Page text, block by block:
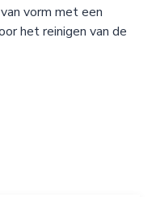
vorm met een
het reinigen van de